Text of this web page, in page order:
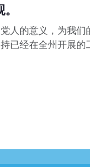
人的意义，为我
已经在全州开展的